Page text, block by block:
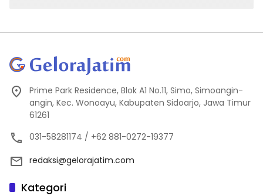
Prime Park Residence, Blok A1 No.11, Simo, Simoangin-
angin, Kec. Wonoayu, Kabupaten Sidoarjo, Jawa Timur
61261
031-58281174 / +62 881-0272-19377
redaksi@gelorajatim.com
Kategori